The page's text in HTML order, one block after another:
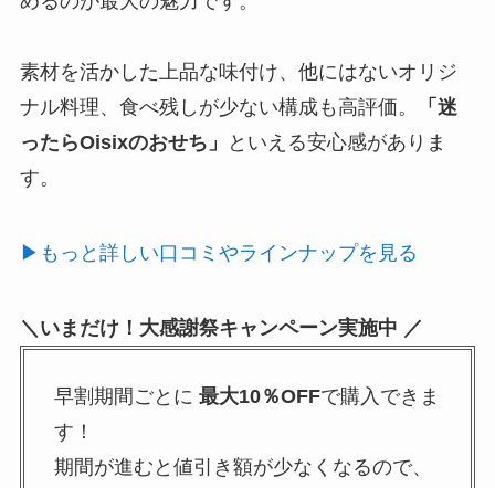
素材を活かした上品な味付け、他にはないオリジ
ナル料理、食べ残しが少ない構成も高評価。
「迷
ったらOisixのおせち」
といえる安心感がありま
す。
▶もっと詳しい口コミやラインナップを見る
＼いまだけ！大感謝祭キャンペーン実施中 ／
早割期間ごとに 最大10％OFFで購入できま
す！
期間が進むと値引き額が少なくなるので、